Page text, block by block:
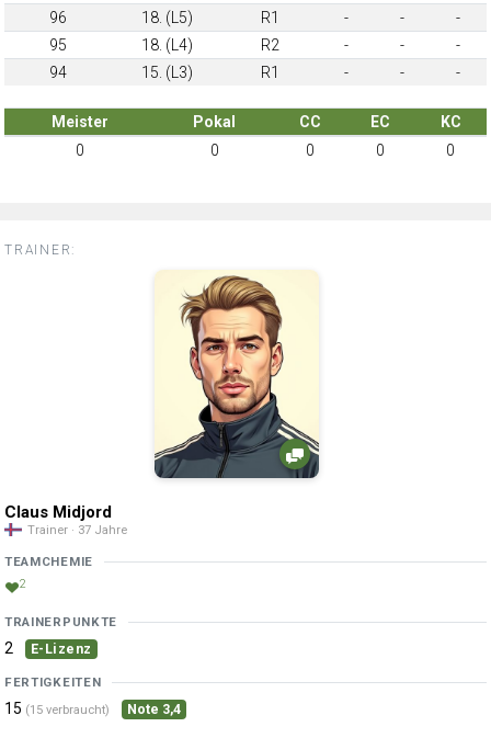
96
18. (L5) R1 - -
-
95
18. (L4) R2 - -
-
94
15. (L3) R1 - - -
Meister Pokal CC EC
KC
0
0 0 0 0
TRAINER:
Claus Midjord
Trainer · 37 Jahre
TEAMCHEMIE
2
TRAINERPUNKTE
2 E-Lizenz
FERTIGKEITEN
15 (15 verbraucht) Note 3,4